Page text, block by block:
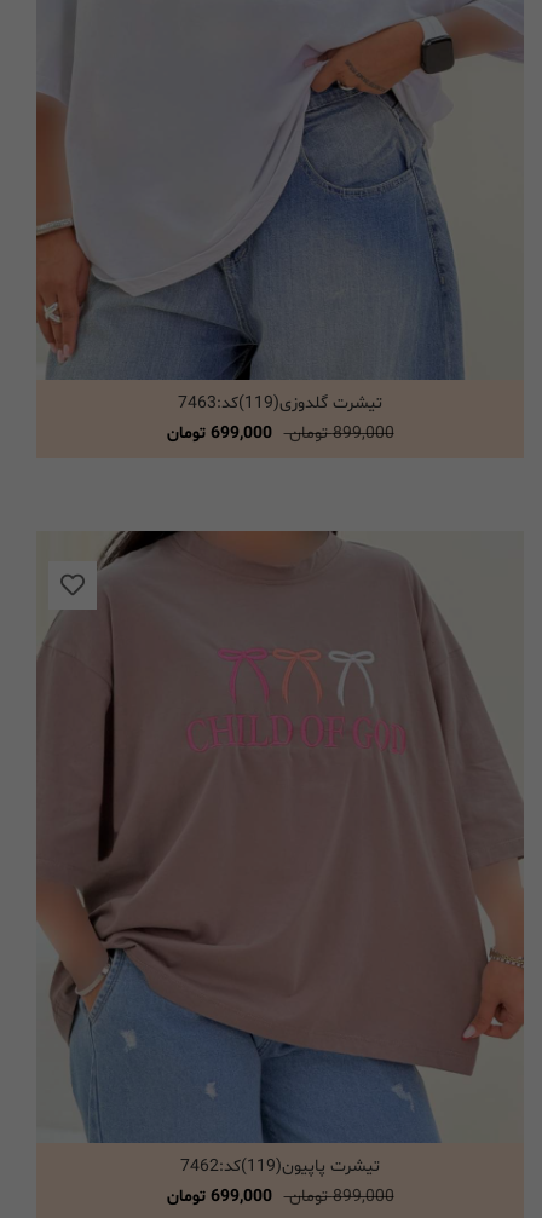
انتخاب گزینه ها
تیشرت گلدوزی(119)کد:7463
899,000 تومان
699,000 تومان
انتخاب گزینه ها
تیشرت پاپیون(119)کد:7462
899,000 تومان
699,000 تومان